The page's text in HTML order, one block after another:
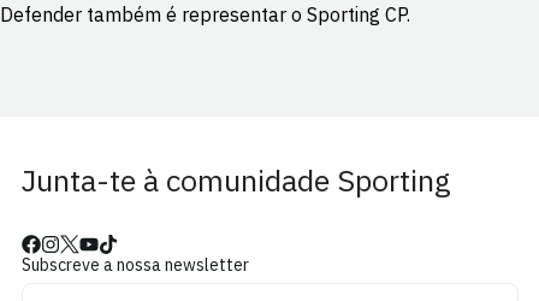
Defender também é representar o Sporting CP.
Junta-te à comunidade Sporting
Subscreve a nossa newsletter